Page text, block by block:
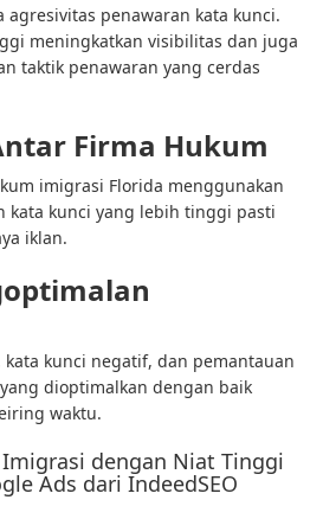
agresivitas penawaran kata kunci.
meningkatkan visibilitas dan juga
taktik penawaran yang cerdas
Firma Hukum
imigrasi Florida menggunakan
kata kunci yang lebih tinggi pasti
iklan.
kunci negatif, dan pemantauan
dioptimalkan dengan baik
waktu.
dengan Niat Tinggi
Ads dari IndeedSEO